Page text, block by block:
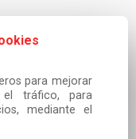
para mejorar
el tráfico, para
mediante el